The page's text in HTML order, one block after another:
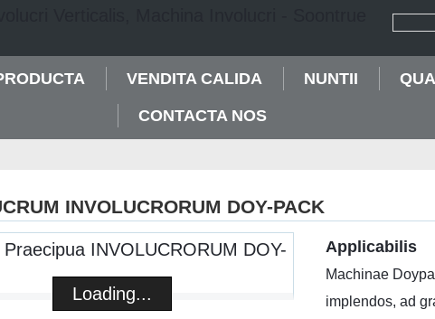
VENDITA CALIDA NUNTII
CONTACTA NOS
INVOLUCRORUM DOY-PACK
Loading...
Loading...
Applicabilis
Machinae
implendos, ad